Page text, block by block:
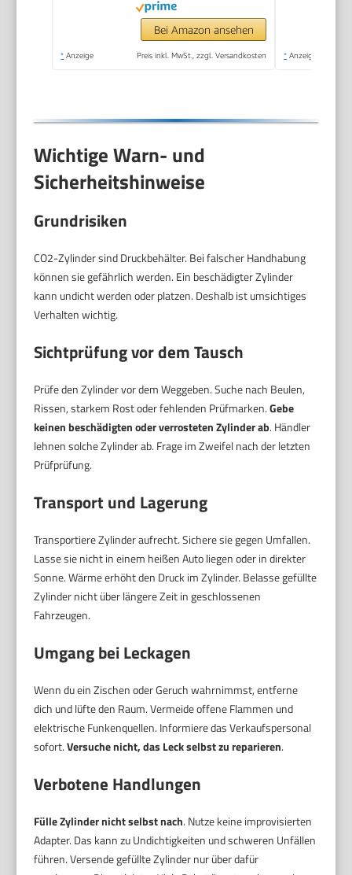
Kunststoff-
Sprudlerflaschen,
Höhe 44 cm, Schwarz
Bei Amazon ansehen
* Anzeige Preis inkl. MwSt., zzgl. Versandkosten * Anzeige
Wichtige Warn- und
Sicherheitshinweise
Grundrisiken
CO2-Zylinder sind Druckbehälter. Bei falscher Handhabung
können sie gefährlich werden. Ein beschädigter Zylinder
kann undicht werden oder platzen. Deshalb ist umsichtiges
Verhalten wichtig.
Sichtprüfung vor dem Tausch
Prüfe den Zylinder vor dem Weggeben. Suche nach Beulen,
Rissen, starkem Rost oder fehlenden Prüfmarken.Gebe
keinen beschädigten oder verrosteten Zylinder ab. Händler
lehnen solche Zylinder ab. Frage im Zweifel nach der letzten
Prüfprüfung.
Transport und Lagerung
Transportiere Zylinder aufrecht. Sichere sie gegen Umfallen.
Lasse sie nicht in einem heißen Auto liegen oder in direkter
Sonne. Wärme erhöht den Druck im Zylinder. Belasse gefüllte
Zylinder nicht über längere Zeit in geschlossenen
Fahrzeugen.
Umgang bei Leckagen
Wenn du ein Zischen oder Geruch wahrnimmst, entferne
dich und lüfte den Raum. Vermeide offene Flammen und
elektrische Funkenquellen. Informiere das Verkaufspersonal
sofort.Versuche nicht, das Leck selbst zu reparieren.
Verbotene Handlungen
Fülle Zylinder nicht selbst nach. Nutze keine improvisierten
Adapter. Das kann zu Undichtigkeiten und schweren Unfällen
führen. Versende gefüllte Zylinder nur über dafür